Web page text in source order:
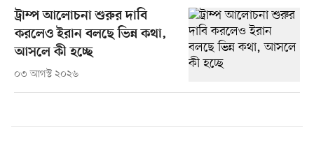
ট্রাম্প আলোচনা শুরুর দাবি
করলেও ইরান বলছে ভিন্ন কথা,
আসলে কী হচ্ছে
০৩ আগস্ট ২০২৬